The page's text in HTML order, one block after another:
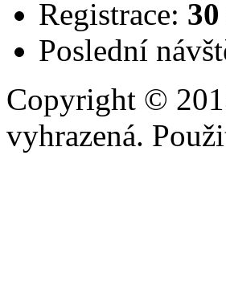
Registrace:
Poslední
Copyright ©
vyhrazená.